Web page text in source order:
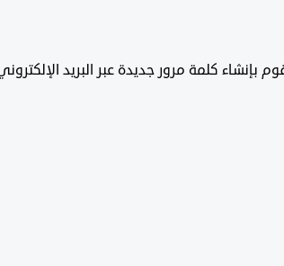
كلمة مرور جديدة عبر البريد